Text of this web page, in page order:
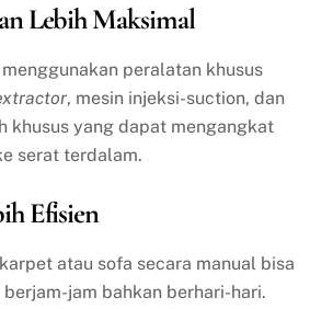
Lebih Maksimal
peralatan khusus
, mesin injeksi-suction, dan
khusus yang dapat mengangkat
serat terdalam.
Efisien
atau sofa secara manual bisa
jam bahkan berhari-hari.